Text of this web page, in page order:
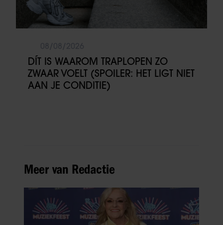
DÍT IS WAAROM TRAPLOPEN ZO
ZWAAR VOELT (SPOILER: HET LIGT NIET
AAN JE CONDITIE)
Meer van Redactie